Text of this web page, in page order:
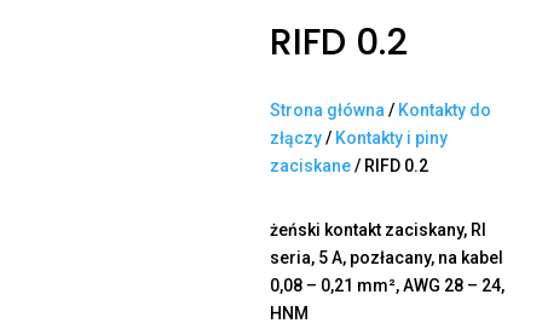
RIFD 0.2
Strona główna / Kontakty do
złączy/ Kontakty i piny
zaciskane/ RIFD 0.2
żeński kontakt zaciskany, RI
seria, 5 A, pozłacany, na kabel
0,08 – 0,21 mm², AWG 28 – 24,
HNM